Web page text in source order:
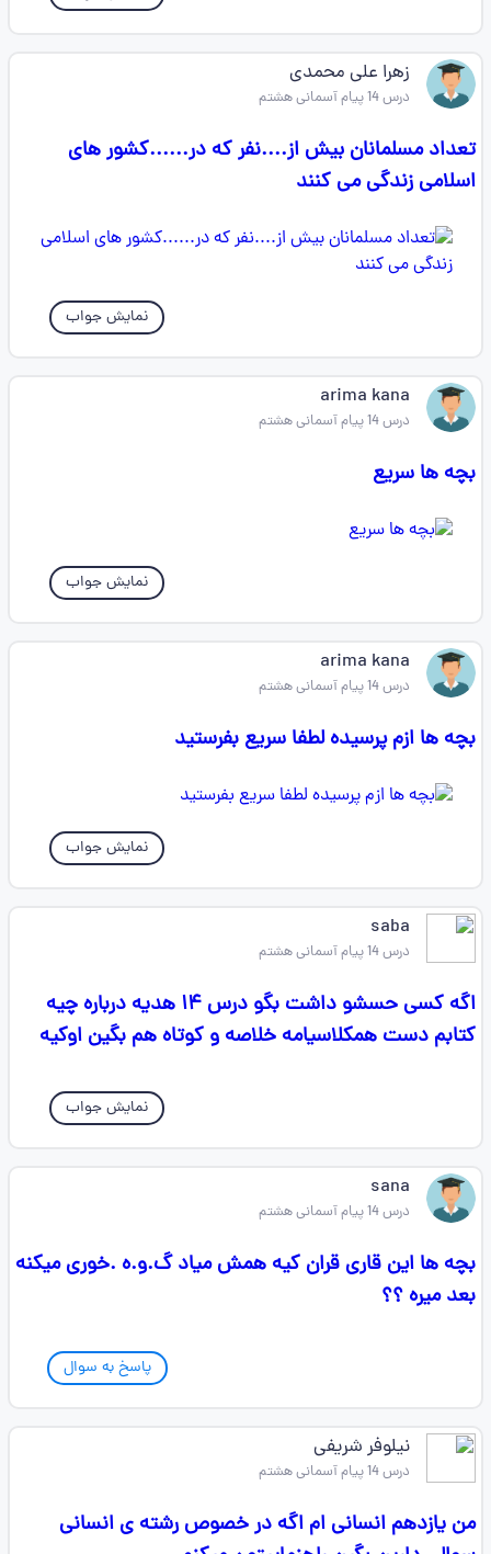
زهرا علی محمدی
درس 14 پیام آسمانی هشتم
تعداد مسلمانان بیش از....نفر که در......کشور های
اسلامی زندگی می کنند
نمایش جواب
arima kana
درس 14 پیام آسمانی هشتم
بچه ها سریع
نمایش جواب
arima kana
درس 14 پیام آسمانی هشتم
بچه ها ازم پرسیده لطفا سریع بفرستید
نمایش جواب
saba
درس 14 پیام آسمانی هشتم
اگه کسی حسشو داشت بگو درس ۱۴ هدیه درباره چیه
کتابم دست همکلاسیامه خلاصه و کوتاه هم بگین اوکیه
نمایش جواب
sana
درس 14 پیام آسمانی هشتم
بچه ها این قاری قران کیه همش میاد گ.و.ه .خوری میکنه
بعد میره ؟؟
پاسخ به سوال
نیلوفر شریفی
درس 14 پیام آسمانی هشتم
من یازدهم انسانی ام اگه در خصوص رشته ی انسانی